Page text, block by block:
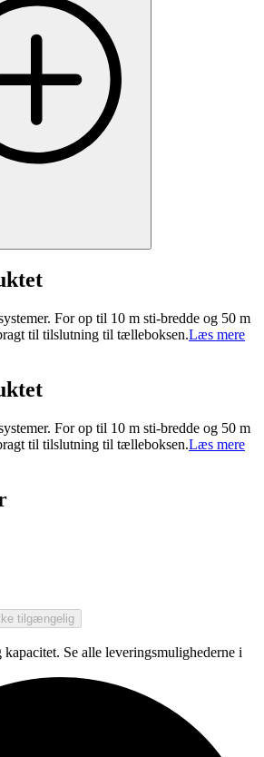
For op til 10 m sti-bredde og 50 m
til tilslutning til tælleboksen.Læs mere
For op til 10 m sti-bredde og 50 m
til tilslutning til tælleboksen.Læs mere
tilgængelig
Se alle leveringsmulighederne i